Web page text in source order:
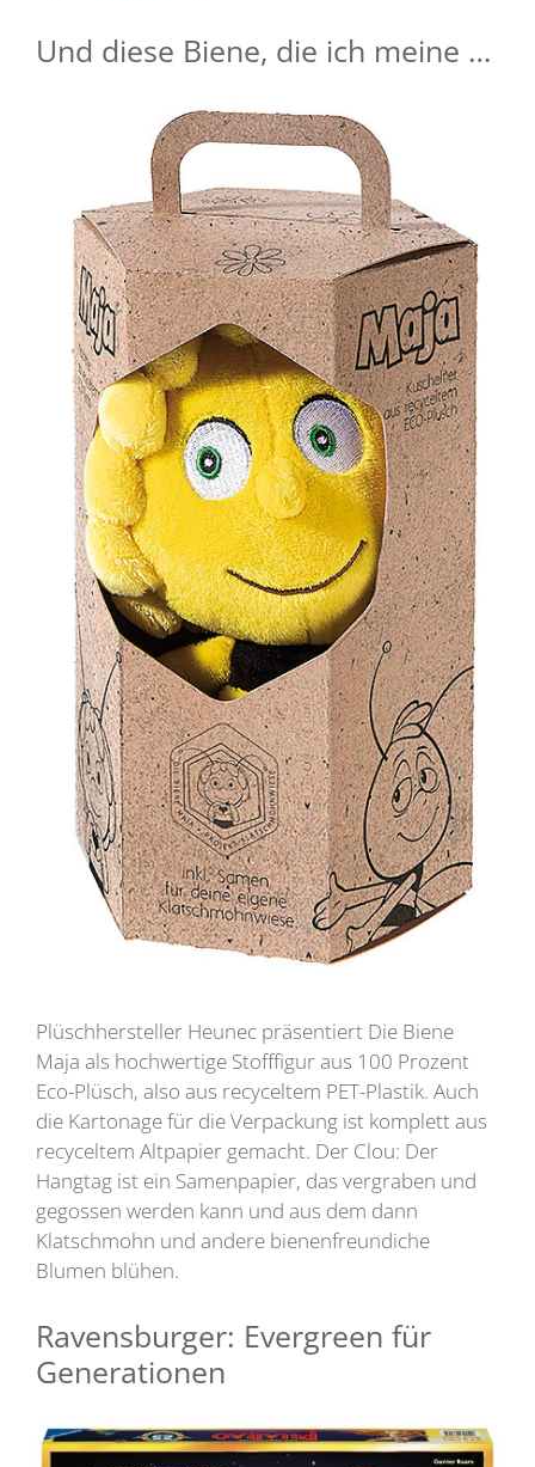
Und diese Biene, die ich meine …
Plüschhersteller Heunec präsentiert Die Biene
Maja als hochwertige Stofffigur aus 100 Prozent
Eco-Plüsch, also aus recyceltem PET-Plastik. Auch
die Kartonage für die Verpackung ist komplett aus
recyceltem Altpapier gemacht. Der Clou: Der
Hangtag ist ein Samenpapier, das vergraben und
gegossen werden kann und aus dem dann
Klatschmohn und andere bienenfreundiche
Blumen blühen.
Ravensburger: Evergreen für
Generationen